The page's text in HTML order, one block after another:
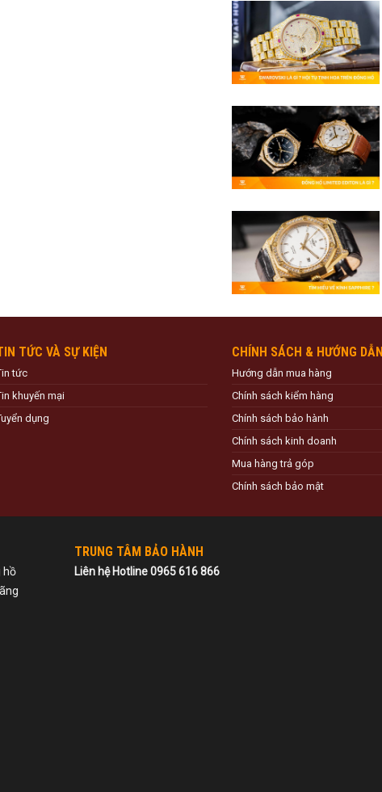
TỨC VÀ SỰ KIỆN
tức
khuyến mại
dụng
CHÍNH SÁCH & HƯỚNG DẪN
Hướng dẫn mua hàng
Chính sách kiểm hàng
Chính sách bảo hành
Chính sách kinh doanh
Mua hàng trả góp
Chính sách bảo mật
hồ
TRUNG TÂM BẢO HÀNH
Liên hệ Hotline 0965 616 866